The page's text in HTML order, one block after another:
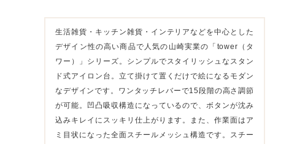
生活雑貨・キッチン雑貨・インテリアなどを中心とした
デザイン性の高い商品で人気の山崎実業の「tower（タ
ワー）」シリーズ。シンプルでスタイリッシュなスタン
ド式アイロン台。立て掛けて置くだけで絵になるモダン
なデザインです。ワンタッチレバーで15段階の高さ調節
が可能。凹凸吸収構造になっているので、ボタンが沈み
込みキレイにスッキリ仕上がります。また、作業面はア
ミ目状になった全面スチールメッシュ構造です。スチー